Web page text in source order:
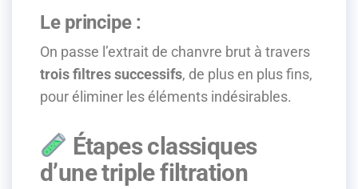
Le principe :
On passe l’extrait de chanvre brut à travers
trois filtres successifs, de plus en plus fins,
pour éliminer les éléments indésirables.
Étapes classiques
d’une triple filtration